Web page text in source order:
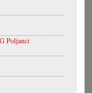
Poljanci